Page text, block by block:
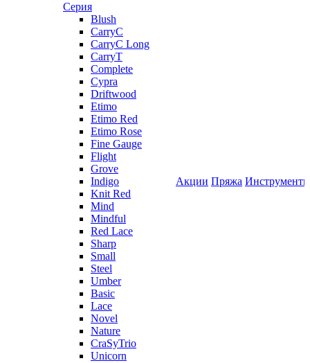
Серия
Blush
CarryC
CarryC Long
CarryT
Complete
Cypra
Driftwood
Etimo
Etimo Red
Etimo Rose
Fine Gauge
Flight
Grove
Indigo
Knit Red
Mind
Mindful
Red Lace
Sharp
Small
Steel
Umber
Basic
Lace
Novel
Nature
CraSyTrio
Unicorn
Акции Пряжа Инструменты